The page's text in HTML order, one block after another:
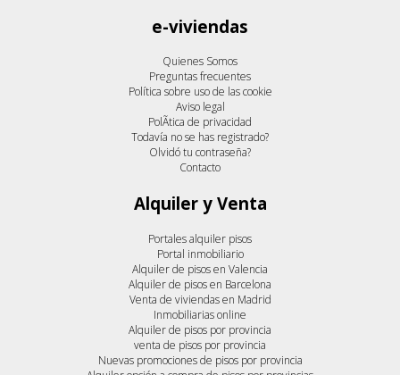
e-viviendas
Quienes Somos
Preguntas frecuentes
Política sobre uso de las cookie
Aviso legal
PolÃ­tica de privacidad
Todavía no se has registrado?
Olvidó tu contraseña?
Contacto
Alquiler y Venta
Portales alquiler pisos
Portal inmobiliario
Alquiler de pisos en Valencia
Alquiler de pisos en Barcelona
Venta de viviendas en Madrid
Inmobiliarias online
Alquiler de pisos por provincia
venta de pisos por provincia
Nuevas promociones de pisos por provincia